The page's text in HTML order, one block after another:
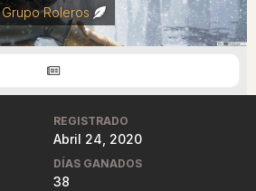
Grupo Roleros
REGISTRADO
Abril 24, 2020
DÍAS GANADOS
38